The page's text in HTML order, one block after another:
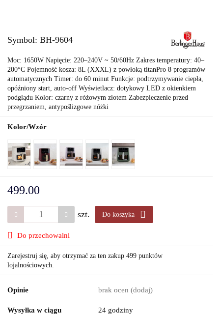
Symbol: BH-9604
Moc: 1650W Napięcie: 220–240V ~ 50/60Hz Zakres temperatury: 40–
200°C Pojemność kosza: 8L (XXXL) z powłoką titanPro 8 programów
automatycznych Timer: do 60 minut Funkcje: podtrzymywanie ciepła,
opóźniony start, auto-off Wyświetlacz: dotykowy LED z okienkiem
podglądu Kolor: czarny z różowym złotem Zabezpieczenie przed
przegrzaniem, antypoślizgowe nóżki
Kolor/Wzór
499.00
szt. Do koszyka
Do przechowalni
Zarejestruj się, aby otrzymać za ten zakup 499 punktów
lojalnościowych.
Opinie brak ocen (dodaj)
Wysyłka w ciągu 24 godziny